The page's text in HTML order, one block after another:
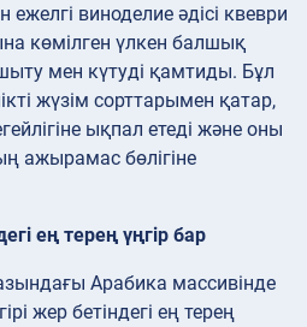
виноделие әдісі квеври
көмілген үлкен балшық
мен күтуді қамтиды. Бұл
жүзім сорттарымен қатар,
ықпал етеді және оны
ажырамас бөлігіне
ең терең үңгір бар
Арабика массивінде
жер бетіндегі ең терең